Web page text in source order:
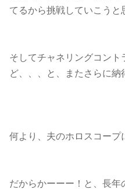
てるから挑戦していこうと
そしてチャネリングコント
ど、、、と、またさらに納
何より、夫のホロスコープ
だからかーーー！と、長